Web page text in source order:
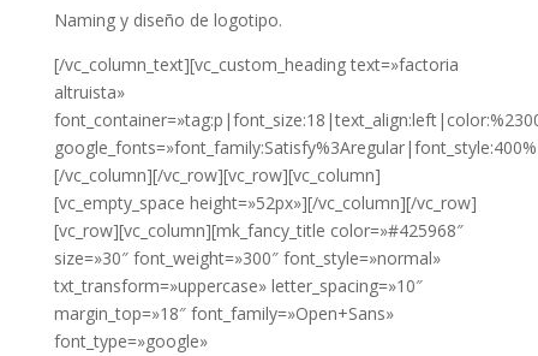
Naming y diseño de logotipo.
[/vc_column_text][vc_custom_heading text=»factoria
altruista»
[/vc_column][/vc_row][vc_row][vc_column]
[vc_empty_space height=»52px»][/vc_column][/vc_row]
[vc_row][vc_column][mk_fancy_title color=»#425968″
size=»30″ font_weight=»300″ font_style=»normal»
txt_transform=»uppercase» letter_spacing=»10″
margin_top=»18″ font_family=»Open+Sans»
font_type=»google»